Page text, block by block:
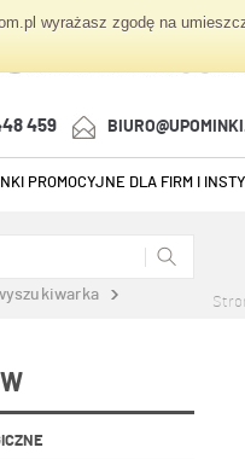
wyrażasz zgodę na
459
PROMOCYJNE DLA FIRM I